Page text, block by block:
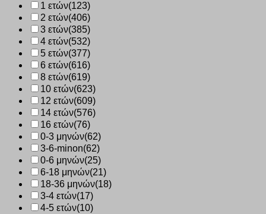
1 ετών(123)
2 ετών(406)
3 ετών(385)
4 ετών(532)
5 ετών(377)
6 ετών(616)
8 ετών(619)
10 ετών(623)
12 ετών(609)
14 ετών(576)
16 ετών(76)
0-3 μηνών(62)
3-6-minon(62)
0-6 μηνών(25)
6-18 μηνών(21)
18-36 μηνών(18)
3-4 ετών(17)
4-5 ετών(10)